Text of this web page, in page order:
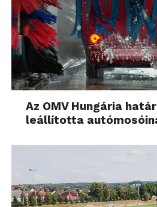
Az OMV Hungária
leállította